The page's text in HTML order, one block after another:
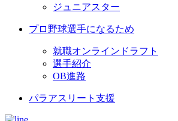
ジュニアスター
プロ野球選手になるため
就職オンラインドラフト
選手紹介
OB進路
パラアスリート支援